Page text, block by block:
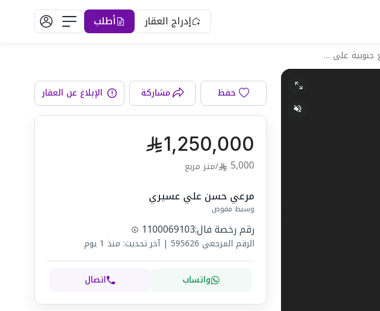
إدراج العقار أطلب
فيلا 250 متر مربع جنوبية على شارع 20م
الواجهةحفظ مشاركة الإبلاغ عن العقار
1,250,000
5,000
/متر مربع
مرعي حسن علي عسيري
وسيط مفوض
رقم رخصة فال:1100069103
الرقم المرجعي 595626
|آخر تحديث: منذ 1 يوم
واتساب اتصال